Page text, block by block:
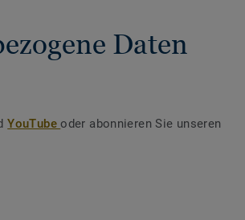
Daten
YouTubeoder abonnieren Sie unseren